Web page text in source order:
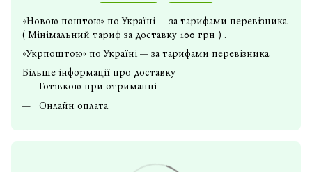
«Новою поштою» по Україні — за тарифами перевізника
( Мінімальний тариф за доставку 100 грн ) .
«Укрпоштою» по Україні — за тарифами перевізника
Більше інформації про доставку
Готівкою при отриманні
Онлайн оплата